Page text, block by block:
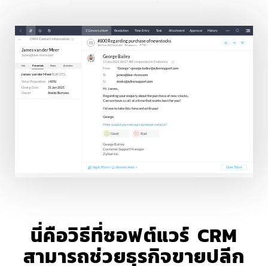
นี่คือวิธีที่ซอฟต์แวร์ CRM
สามารถช่วยธุรกิจขายปลีก